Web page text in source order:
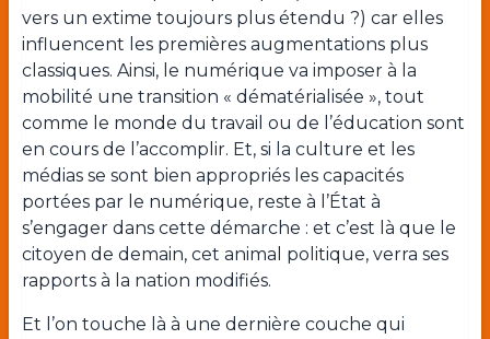
vers un extime toujours plus étendu ?) car elles
influencent les premières augmentations plus
classiques. Ainsi, le numérique va imposer à la
mobilité une transition « dématérialisée », tout
comme le monde du travail ou de l’éducation sont
en cours de l’accomplir. Et, si la culture et les
médias se sont bien appropriés les capacités
portées par le numérique, reste à l’État à
s’engager dans cette démarche : et c’est là que le
citoyen de demain, cet animal politique, verra ses
rapports à la nation modifiés.
Et l’on touche là à une dernière couche qui